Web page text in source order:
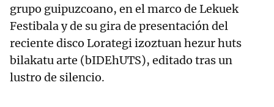
grupo guipuzcoano, en el marco de Lekuek
Festibala y de su gira de presentación del
reciente disco Lorategi izoztuan hezur huts
bilakatu arte (bIDEhUTS), editado tras un
lustro de silencio.